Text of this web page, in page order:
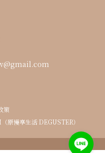
策
慢享生活 DEGUSTER）